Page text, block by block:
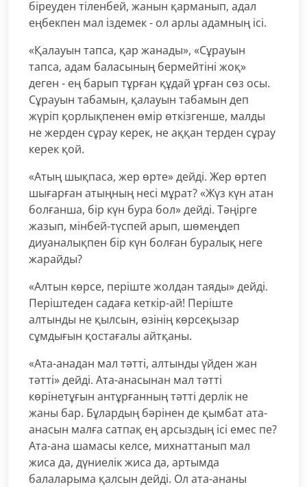
біреуден тіленбей, жанын қарманып, адал
еңбекпен мал іздемек - ол арлы адамның ісі.
«Қалауын тапса, қар жанады», «Сұрауын
тапса, адам баласының бермейтіні жоқ»
деген - ең барып тұрған құдай ұрған сөз осы.
Сұрауын табамын, қалауын табамын деп
жүріп қорлықпенен өмір өткізгенше, малды
не жерден сұрау керек, не аққан терден сұрау
керек қой.
«Атың шықпаса, жер өрте» дейді. Жер өртеп
шығарған атыңның несі мұрат? «Жүз күн атан
болғанша, бір күн бура бол» дейді. Тәңірге
жазып, мінбей-түспей арып, шөмеңдеп
диуаналықпен бір күн болған буралық неге
жарайды?
«Алтын көрсе, періште жолдан таяды» дейді.
Періштеден садаға кеткір-ай! Періште
алтынды не қылсын, өзінің көрсеқызар
сұмдығын қостағалы айтқаны.
«Ата-анадан мал тәтті, алтынды үйден жан
тәтті» дейді. Ата-анасынан мал тәтті
көрінетұғын антұрғанның тәтті дерлік не
жаны бар. Бұлардың бәрінен де қымбат ата-
анасын малға сатпақ ең арсыздың ісі емес пе?
Ата-ана шамасы келсе, михнаттанып мал
жиса да, дүниелік жиса да, артымда
балаларыма қалсын дейді. Ол ата-ананы